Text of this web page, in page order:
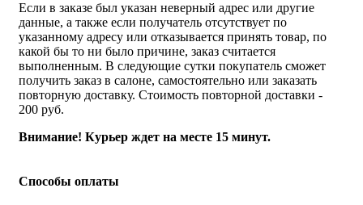
Если в заказе был указан неверный адрес или другие
данные, а также если получатель отсутствует по
указанному адресу или отказывается принять товар, по
какой бы то ни было причине, заказ считается
выполненным. В следующие сутки покупатель сможет
получить заказ в салоне, самостоятельно или заказать
повторную доставку. Стоимость повторной доставки -
200 руб.
Внимание! Курьер ждет на месте 15 минут.
Способы оплаты